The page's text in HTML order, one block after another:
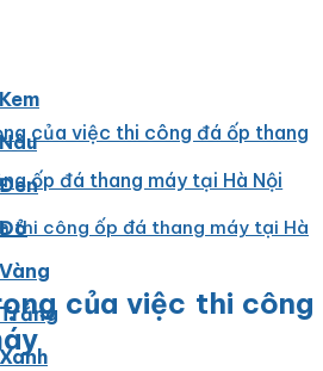
của việc thi công đá ốp thang
ốp đá thang máy tại Hà Nội
thi công ốp đá thang máy tại Hà
của việc thi công